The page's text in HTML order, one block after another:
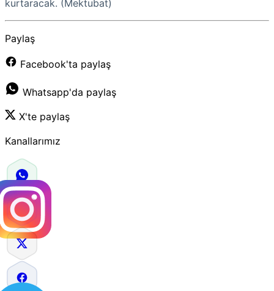
kurtaracak. (Mektubat)
Paylaş
Facebook'ta paylaş
Whatsapp'da paylaş
X'te paylaş
Kanallarımız